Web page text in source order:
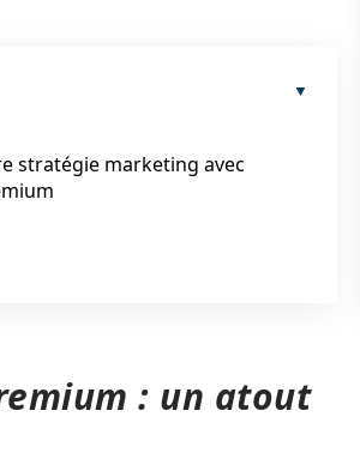
stratégie marketing avec
: un atout